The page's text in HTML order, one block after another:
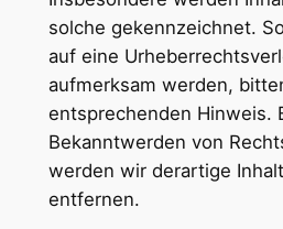
solche gekennzeichnet.
auf eine
aufmerksam werden,
entsprechenden Hinweis.
Bekanntwerden von
werden wir derartige
entfernen.